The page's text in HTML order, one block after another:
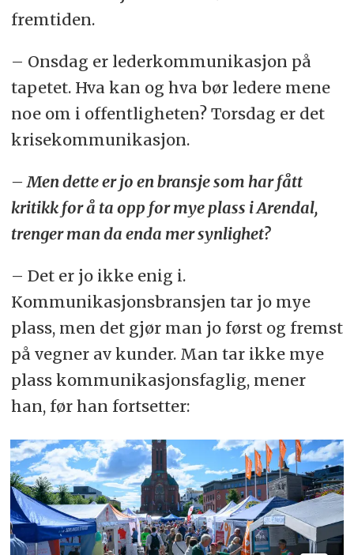
fremtiden.
– Onsdag er lederkommunikasjon på
tapetet. Hva kan og hva bør ledere mene
noe om i offentligheten? Torsdag er det
krisekommunikasjon.
– Men dette er jo en bransje som har fått
kritikk for å ta opp for mye plass i Arendal,
trenger man da enda mer synlighet?
– Det er jo ikke enig i.
Kommunikasjonsbransjen tar jo mye
plass, men det gjør man jo først og fremst
på vegner av kunder. Man tar ikke mye
plass kommunikasjonsfaglig, mener
han, før han fortsetter: